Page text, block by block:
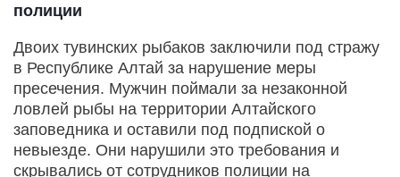
полиции
Двоих тувинских рыбаков заключили под стражу
в Республике Алтай за нарушение меры
пресечения. Мужчин поймали за незаконной
ловлей рыбы на территории Алтайского
заповедника и оставили под подпиской о
невыезде. Они нарушили это требования и
скрывались от сотрудников полиции на